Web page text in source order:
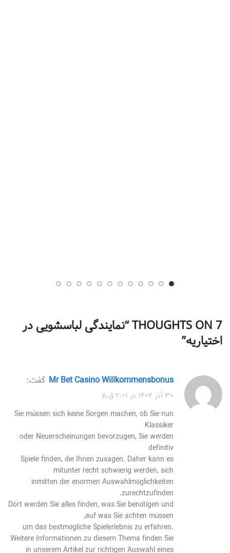
7 THOUGHTS ON “
نمایندگی لباسشویی در
اختیاریه”
Mr Bet Casino Willkommensbonus گفت:
۳۰ آذر ۱۴۰۴ در ۲:۰۱ ق.ظ
Sie müssen sich keine Sorgen machen, ob Sie nun
Klassiker
oder Neuerscheinungen bevorzugen, Sie werden
definitiv
Spiele finden, die Ihnen zusagen. Daher kann es
mitunter recht schwierig werden, sich
inmitten der enormen Auswahlmöglichkeiten
zurechtzufinden.
Dort werden Sie alles finden, was Sie benötigen und
auf was Sie achten müssen,
um das bestmögliche Spielerlebnis zu erfahren.
Weitere Informationen zu diesem Thema finden Sie
in unserem Artikel zur richtigen Auswahl eines